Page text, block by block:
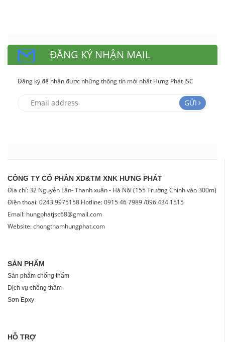
ĐĂNG KÝ NHẬN MAIL
Đăng ký để nhận được những thông tin mới nhất Hưng Phát JSC
GỬI
CÔNG TY CỔ PHẦN XD&TM XNK HƯNG PHÁT
Địa chỉ: 32 Nguyễn Lân- Thanh xuân - Hà Nội (155 Trường Chinh vào 300m)
Điện thoại: 0243 9975158 Hotline: 0915 46 7989 /096 434 1515
Email: hungphatjsc68@gmail.com
Website: chongthamhungphat.com
SẢN PHẨM
Sản phẩm chống thấm
Dịch vụ chống thấm
Sơn Epxy
HỖ TRỢ